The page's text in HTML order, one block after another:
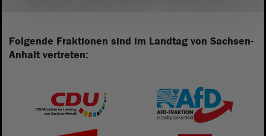
Folgende Fraktionen sind im Landtag von Sachsen-
Anhalt vertreten: